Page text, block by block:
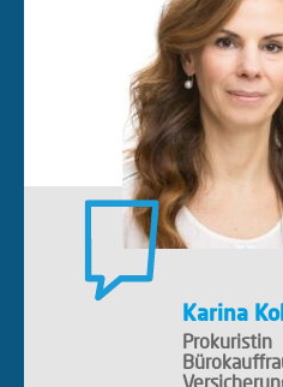
Karina
Prokuristin